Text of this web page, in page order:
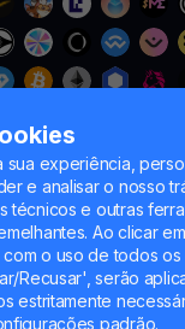
sua experiência,
e analisar o nosso
técnicos e outras
Ao clicar
o uso de todos os
Recusar', serão
estritamente
padrão.